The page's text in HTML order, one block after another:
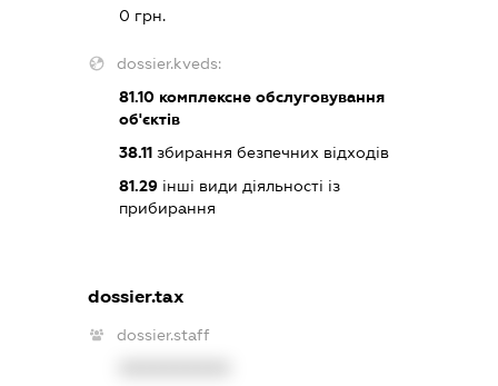
0 грн.
dossier.kveds:
81.10 комплексне обслуговування
об'єктів
38.11 збирання безпечних відходів
81.29 інші види діяльності із
прибирання
dossier.tax
dossier.staff